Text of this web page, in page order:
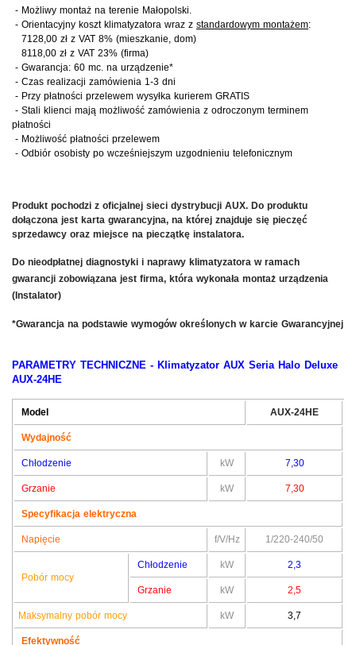
- Możliwy montaż na terenie Małopolski.
- Orientacyjny koszt klimatyzatora wraz z standardowym montażem:
7128,00 zł z VAT 8% (mieszkanie, dom)
8118,00 zł z VAT 23% (firma)
- Gwarancja: 60 mc. na urządzenie*
- Czas realizacji zamówienia 1-3 dni
- Przy płatności przelewem wysyłka kurierem GRATIS
- Stali klienci mają możliwość zamówienia z odroczonym terminem
płatności
- Możliwość płatności przelewem
- Odbiór osobisty po wcześniejszym uzgodnieniu telefonicznym
Produkt pochodzi z oficjalnej sieci dystrybucji AUX. Do produktu
dołączona jest karta gwarancyjna, na której znajduje się pieczęć
sprzedawcy oraz miejsce na pieczątkę instalatora.
Do nieodpłatnej diagnostyki i naprawy klimatyzatora w ramach
gwarancji zobowiązana jest firma, która wykonała montaż urządzenia
( Instalator)
*Gwarancja na podstawie wymogów określonych w karcie Gwarancyjnej
PARAMETRY TECHNICZNE - Klimatyzator AUX Seria Halo Deluxe
AUX-24HE
Model AUX-24HE
Wydajność
Chłodzenie kW 7,30
Grzanie kW 7,30
Specyfikacja elektryczna
Napięcie f/V/Hz 1/220-240/50
Pobór mocy
Chłodzenie kW 2,3
Grzanie kW 2,5
Maksymalny pobór mocy kW 3,7
Efektywność